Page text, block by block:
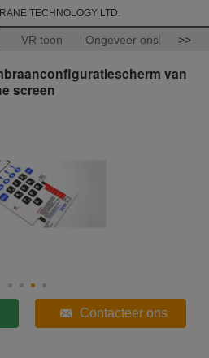
TECHNOLOGY LTD.
VR toon Ongeveer ons >>
van
screen
Contacteer ons